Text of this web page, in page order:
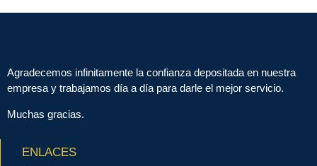
Agradecemos infinitamente la confianza depositada en nuestra
empresa y trabajamos día a día para darle el mejor servicio.
Muchas gracias.
ENLACES